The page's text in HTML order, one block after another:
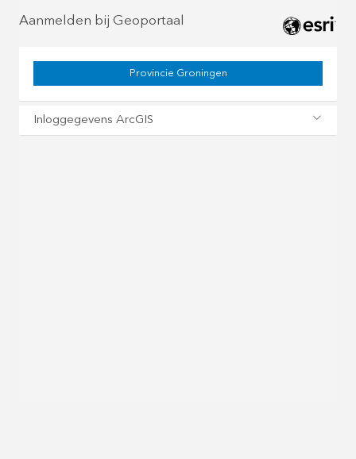
Aanmelden bij Geoportaal
Provincie Groningen
Inloggegevens ArcGIS